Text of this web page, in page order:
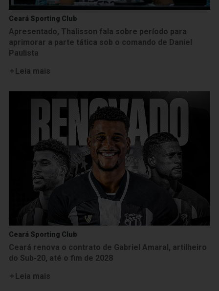
Ceará Sporting Club
Apresentado, Thalisson fala sobre período para
aprimorar a parte tática sob o comando de Daniel
Paulista
Leia mais
Ceará Sporting Club
Ceará renova o contrato de Gabriel Amaral, artilheiro
do Sub-20, até o fim de 2028
Leia mais